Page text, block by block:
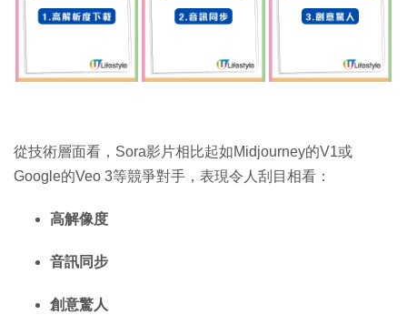
從技術層面看，Sora影片相比起如Midjourney的V1或
Google的Veo 3等競爭對手，表現令人刮目相看：
高解像度
音訊同步
創意驚人